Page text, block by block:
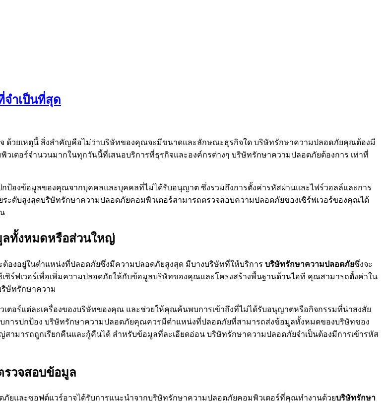
จำเป็นที่สุด
จ ด้วยเหตุนี้ สิ่งสำคัญคือไม่ว่าบริษัทของคุณจะมีขนาดและลักษณะธุรกิจใด บริษัทรักษาความปลอดภัยคุณต้องมี
ตอร์จำนวนมากในทุกวันนี้ที่เสนอบริการที่ธุรกิจและองค์กรต่างๆ บริษัทรักษาความปลอดภัยต้องการ เท่าที่
ป้องข้อมูลของคุณจากบุคคลและบุคคลที่ไม่ได้รับอนุญาต ซึ่งรวมถึงการตั้งค่ารหัสผ่านและไฟร์วอลล์และการ
ดับสูงสุดบริษัทรักษาความปลอดภัยคอมพิวเตอร์สามารถตรวจสอบความปลอดภัยของเซิร์ฟเวอร์ของคุณได้
ลทั้งหมดหรือส่วนใหญ่
องอยู่ในตำแหน่งที่ปลอดภัยซึ่งมีความปลอดภัยสูงสุด มีบางบริษัทที่ให้บริการ บริษัทรักษาความปลอดภัยซึ่งจะ
ร์ฟเวอร์เพื่อเพิ่มความปลอดภัยให้กับข้อมูลบริษัทของคุณและโครงสร้างพื้นฐานด้านไอที คุณสามารถตั้งค่าใน
ษัทรักษาความ
อร์แต่ละเครื่องของบริษัทของคุณ และช่วยให้คุณค้นพบการเข้าถึงที่ไม่ได้รับอนุญาตหรือกิจกรรมที่น่าสงสัย
ารปกป้อง บริษัทรักษาความปลอดภัยคุณควรมีตำแหน่งที่ปลอดภัยที่สามารถส่งข้อมูลทั้งหมดของบริษัทของ
ารถถูกเรียกคืนและกู้คืนได้ สำหรับข้อมูลที่ละเอียดอ่อน บริษัทรักษาความปลอดภัยจำเป็นต้องมีการเข้ารหัส
รวจสอบข้อมูล
ยและซอฟต์แวร์อาจได้รับการแนะนำจากบริษัทรักษาความปลอดภัยคอมพิวเตอร์ที่คุณทำงานด้วยบริษัทรักษา